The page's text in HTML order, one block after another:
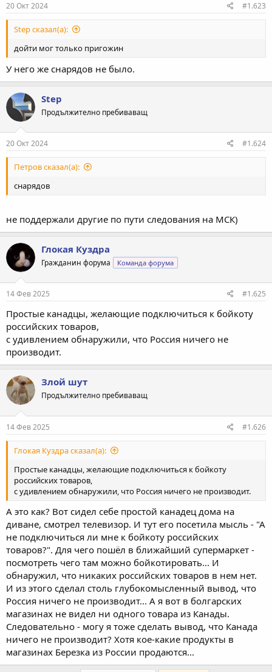
20 Окт 2024 #1.623
Step сказал(а):
дойти мог только пригожин
У него же снарядов не было.
Step
Продължително пребиваващ
20 Окт 2024 #1.624
Петров сказал(а):
снарядов
не поддержали другие по пути следования на МСК)
Глокая Куздра
Гражданин форума Команда форума
14 Фев 2025 #1.625
Простые канадцы, желающие подключиться к бойкоту
российских товаров,
с удивлением обнаружили, что Россия ничего не
производит.
Злой шут
Продължително пребиваващ
14 Фев 2025 #1.626
Глокая Куздра сказал(а):
Простые канадцы, желающие подключиться к бойкоту
российских товаров,
с удивлением обнаружили, что Россия ничего не производит.
А это как? Вот сидел себе простой канадец дома на
диване, смотрел телевизор. И тут его посетила мысль - "А
не подключиться ли мне к бойкоту российских
товаров?". Для чего пошёл в ближайший супермаркет -
посмотреть чего там можно бойкотировать... И
обнаружил, что никаких российских товаров в нем нет.
И из этого сделал столь глубокомысленный вывод, что
Россия ничего не производит... А я вот в болгарских
магазинах не видел ни одного товара из Канады.
Следовательно - могу я тоже сделать вывод, что Канада
ничего не производит? Хотя кое-какие продукты в
магазинах Березка из России продаются...